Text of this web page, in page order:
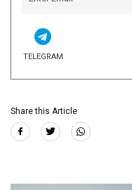
TELEGRAM
Share this Article